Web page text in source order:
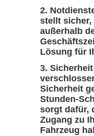
stellt sicher,
außerhalb
Lösung für
Sicherheit
Stunden-
sorgt dafür,
Zugang zu
Fahrzeug